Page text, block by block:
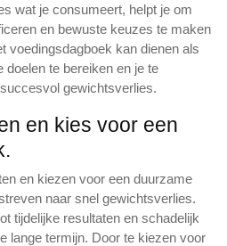
wat je consumeert, helpt je om
en bewuste keuzes te maken
voedingsdagboek kan dienen als
doelen te bereiken en je te
gewichtsverlies.
en kies voor een
en kiezen voor een duurzame
naar snel gewichtsverlies.
tijdelijke resultaten en schadelijk
lange termijn. Door te kiezen voor